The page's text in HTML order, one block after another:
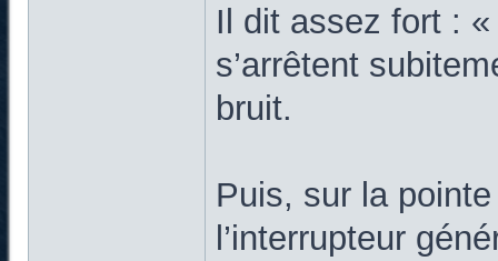
Il dit assez fort :
s’arrêtent
bruit.
Puis, sur la
l’interrupteur